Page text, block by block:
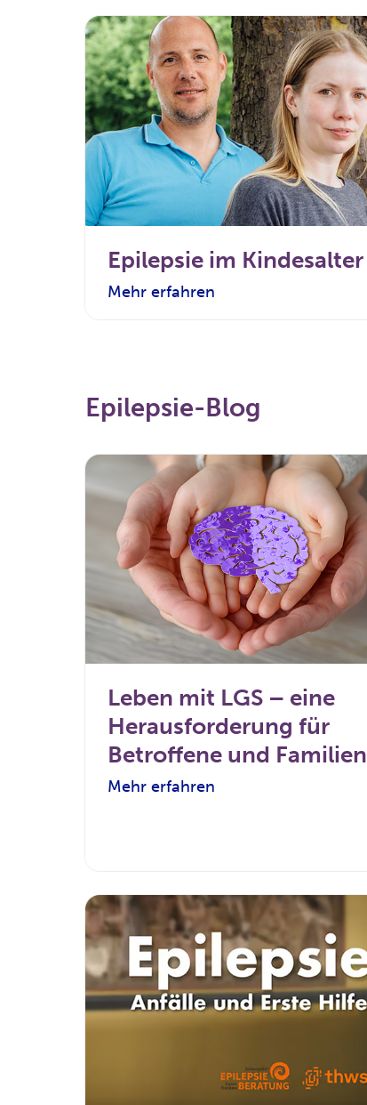
Epilepsie im Kindesalter
Mehr erfahren
Epilepsie-Blog
Leben mit LGS – eine
Herausforderung für
Betroffene und Familien
Mehr erfahren